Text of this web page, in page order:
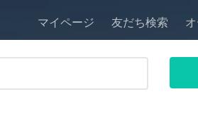
マイページ 友だち検索